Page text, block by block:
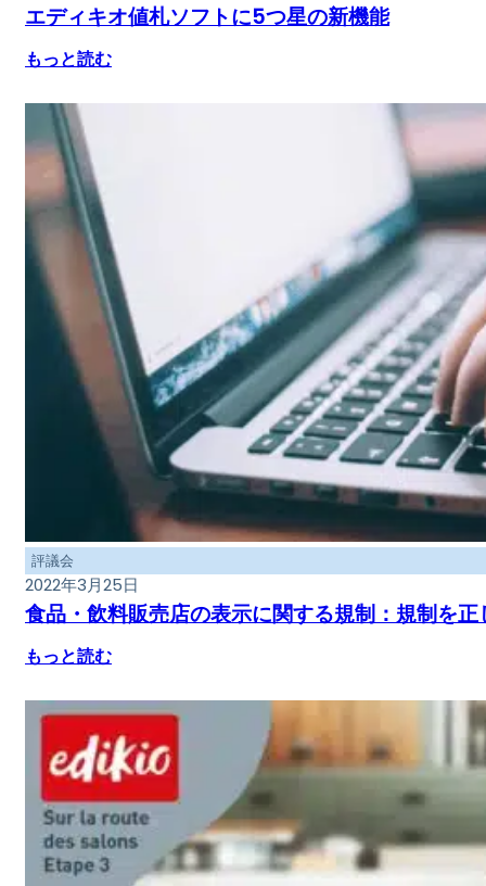
エディキオ値札ソフトに5つ星の新機能
もっと読む
評議会
2022年3月25日
食品・飲料販売店の表示に関する規制：規制を
もっと読む